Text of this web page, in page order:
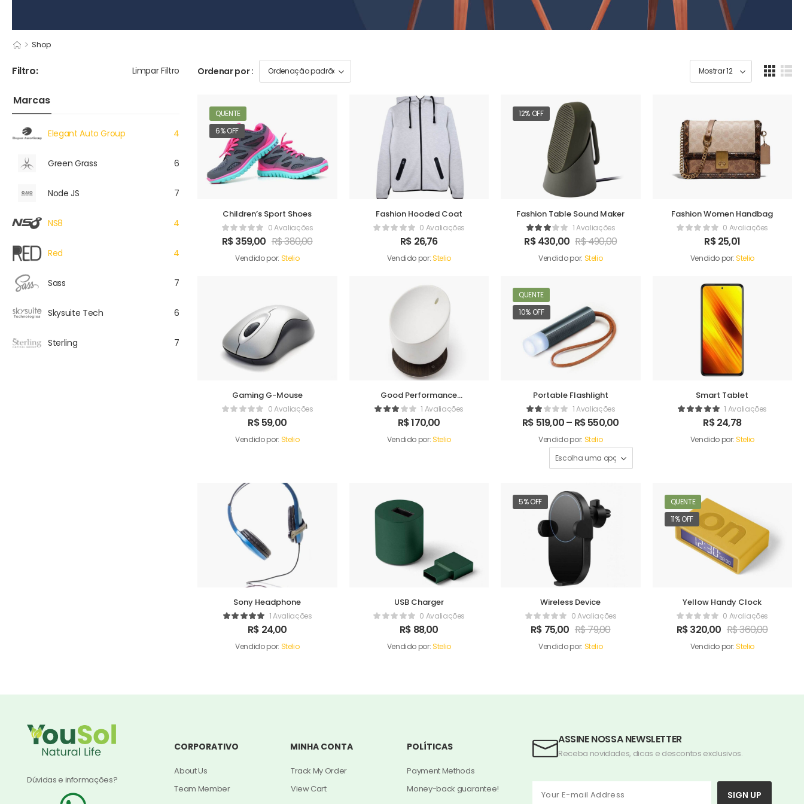
> Shop
Filtro: Limpar Filtro
Marcas
Elegant Auto Group 4
Green Grass 6
Node JS 7
NS8 4
Red 4
Sass 7
Skysuite Tech 6
Sterling 7
Ordenar por :
QUENTE
6% OFF
Children’s Sport Shoes
0 Avaliações
R$359,00 R$380,00
Vendido por: Stelio
Fashion Hooded Coat
0 Avaliações
R$ 26,76
Vendido por:Stelio
12% OFF
Fashion Table Sound Maker
1 Avaliações
R$430,00 R$490,00
Vendido por: Stelio
Fashion Women Handbag
0 Avaliações
R$25,01
Vendido por:Stelio
Gaming G-Mouse
0 Avaliações
R$59,00
Vendido por: Stelio
Good Performance
Humidifer1 Avaliações
R$170,00
Vendido por:Stelio
QUENTE
10% OFF
Portable Flashlight
1 Avaliações
R$ 519,00– R$550,00
Vendido por: Stelio
Smart Tablet
1 Avaliações
R$24,78
Vendido por:Stelio
Sony Headphone
1 Avaliações
R$ 24,00
Vendido por: Stelio
USB Charger
0 Avaliações
R$ 88,00
Vendido por:Stelio
5% OFF
Wireless Device
0 Avaliações
R$ 75,00 R$79,00
Vendido por: Stelio
QUENTE
11% OFF
Yellow Handy Clock
0 Avaliações
R$320,00 R$360,00
Vendido por:Stelio
ASSINE NOSSA NEWSLETTER
Receba novidades, dicas e descontos exclusivos.
SIGN UP
Dúvidas e informações?
CORPORATIVO
About Us
Team Member
MINHA CONTA
Track My Order
View Cart
POLÍTICAS
Payment Methods
Money-back guarantee!